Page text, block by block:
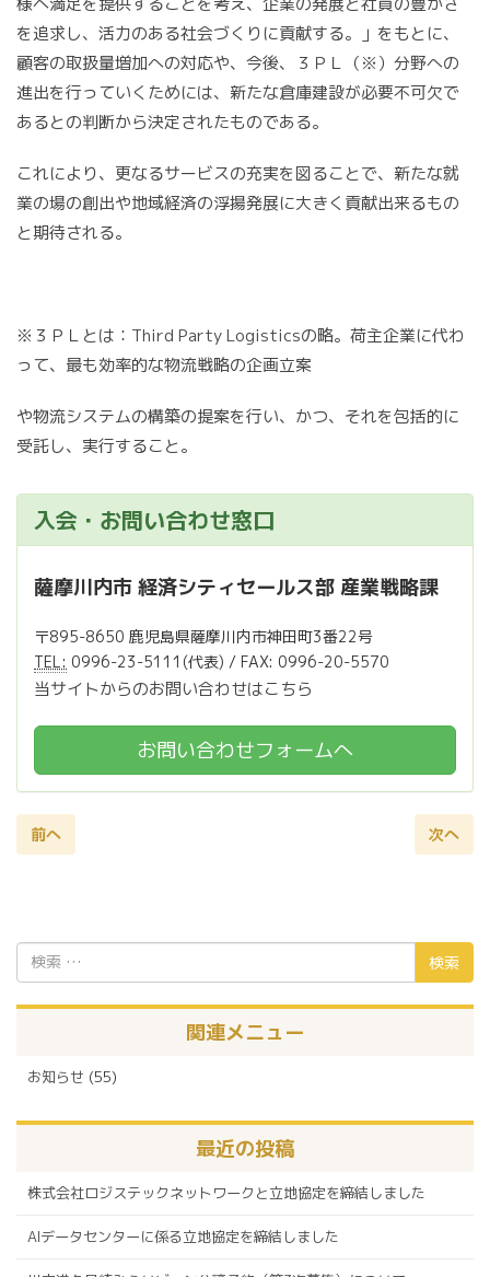
を追求し、活力のある社会づくりに貢献する。」をもとに、
顧客の取扱量増加への対応や、今後、３ＰＬ（※）分野への
進出を行っていくためには、新たな倉庫建設が必要不可欠で
あるとの判断から決定されたものである。
これにより、更なるサービスの充実を図ることで、新たな就
業の場の創出や地域経済の浮揚発展に大きく貢献出来るもの
と期待される。
※３ＰＬとは：Third Party Logisticsの略。荷主企業に代わ
って、最も効率的な物流戦略の企画立案
や物流システムの構築の提案を行い、かつ、それを包括的に
受託し、実行すること。
入会・お問い合わせ窓口
薩摩川内市 経済シティセールス部 産業戦略課
〒895-8650 鹿児島県薩摩川内市神田町3番22号
TEL: 0996-23-5111(代表) / FAX: 0996-20-5570
当サイトからのお問い合わせはこちら
お問い合わせフォームへ
前へ 次へ
索:
関連メニュー
お知らせ (55)
最近の投稿
株式会社ロジステックネットワークと立地協定を締結しました
AIデータセンターに係る立地協定を締結しました